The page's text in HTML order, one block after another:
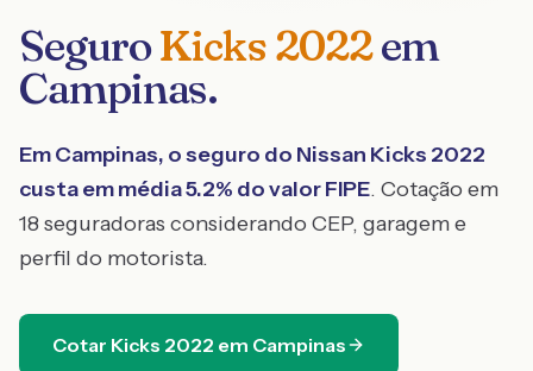
SeguroKicks2022em
Campinas.
EmCampinas, o seguro do Nissan Kicks 2022
custa em média5.2% do valor FIPE. Cotação em
18 seguradoras considerando CEP, garagem e
perfil do motorista.
Cotar Kicks 2022 em Campinas